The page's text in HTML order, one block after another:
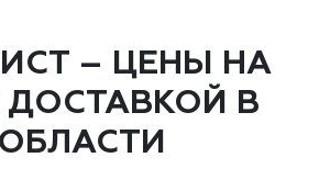
– ЦЕНЫ НА
ДОСТАВКОЙ В